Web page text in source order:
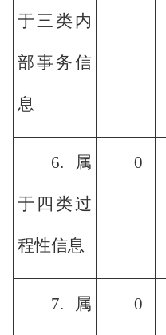
于三类内
部事务信
息
6.属
于四类过
程性信息
0
7.属 0